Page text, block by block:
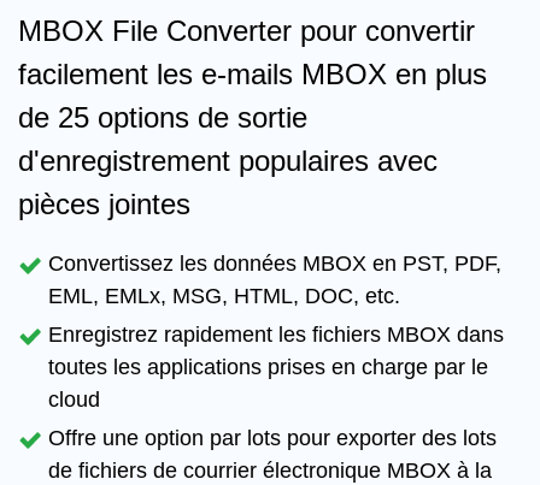
MBOX File Converter pour convertir
facilement les e-mails MBOX en plus
de 25 options de sortie
d'enregistrement populaires avec
pièces jointes
Convertissez les données MBOX en PST, PDF,
EML, EMLx, MSG, HTML, DOC, etc.
Enregistrez rapidement les fichiers MBOX dans
toutes les applications prises en charge par le
cloud
Offre une option par lots pour exporter des lots
de fichiers de courrier électronique MBOX à la